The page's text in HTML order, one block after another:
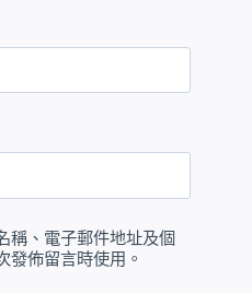
稱、電子郵件地址及個
發佈留言時使用。